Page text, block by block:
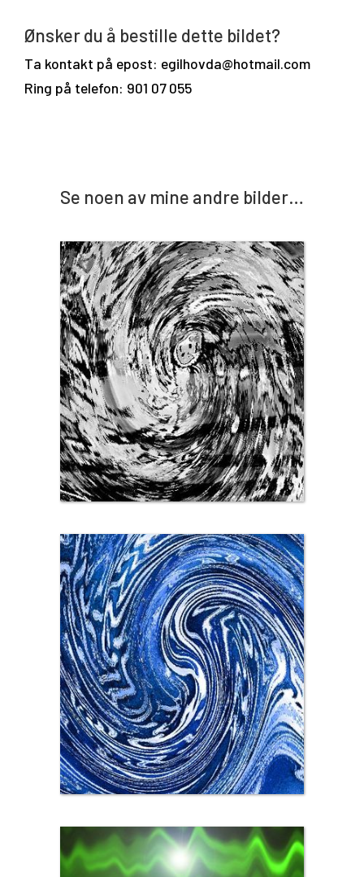
Ønsker du å bestille dette bildet?
Ta kontakt på epost: egilhovda@hotmail.com
Ring på telefon: 901 07 055
Se noen av mine andre bilder…